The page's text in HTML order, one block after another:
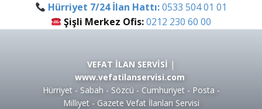
Hürriyet 7/24 İlan Hattı:0533 504 01 01
Şişli Merkez Ofis:0212 230 60 00
VEFAT İLAN SERVİSİ |
www.vefatilanservisi.com
Hürriyet - Sabah - Sözcü - Cumhuriyet - Posta -
Milliyet - Gazete Vefat İlanları Servisi